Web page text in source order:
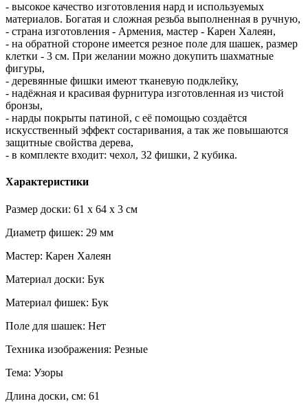
- высокое качество изготовления нард и используемых
материалов. Богатая и сложная резьба выполненная в ручную,
- страна изготовления - Армения, мастер - Карен Халеян,
- на обратной стороне имеется резное поле для шашек, размер
клетки - 3 см. При желании можно докупить шахматные
фигуры,
- деревянные фишки имеют тканевую подклейку,
- надёжная и красивая фурнитура изготовленная из чистой
бронзы,
- нарды покрыты патиной, с её помощью создаётся
искусственный эффект состаривания, а так же повышаются
защитные свойства дерева,
- в комплекте входит: чехол, 32 фишки, 2 кубика.
Характеристики
Размер доски: 61 x 64 x 3 см
Диаметр фишек: 29 мм
Мастер: Карен Халеян
Материал доски: Бук
Материал фишек: Бук
Поле для шашек: Нет
Техника изображения: Резные
Тема: Узоры
Длина доски, см: 61